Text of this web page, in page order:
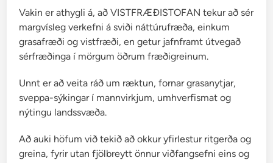
Vakin er athygli á, að VISTFRÆÐISTOFAN tekur að sér
margvísleg verkefni á sviði náttúrufræða, einkum
grasafræði og vistfræði, en getur jafnframt útvegað
sérfræðinga í mörgum öðrum fræðigreinum.
Unnt er að veita ráð um ræktun, fornar grasanytjar,
sveppa-sýkingar í mannvirkjum, umhverfismat og
nýtingu landssvæða.
Að auki höfum við tekið að okkur yfirlestur ritgerða og
greina, fyrir utan fjölbreytt önnur viðfangsefni eins og